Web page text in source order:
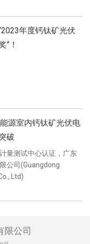
年度钙钛矿光伏
”！
源室内钙钛矿光伏电
破
量测试中心认证，广东
公司(Guangdong
Ltd)
限公司